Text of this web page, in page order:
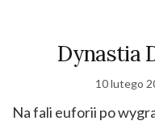
Dynastia
10 lutego
Na fali euforii po